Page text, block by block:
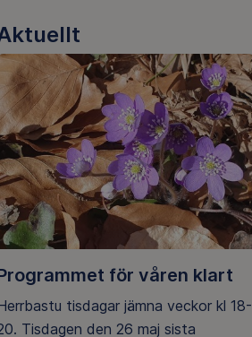
för våren klart
tisdagar jämna veckor kl 18-
Tisdagen den 26 maj sista